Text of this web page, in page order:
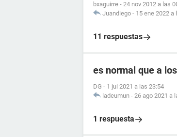
bxaguirre - 24 nov 2012 a las
Juandiego - 15 ene 2022 a
11 respuestas
es normal que a
DG - 1 jul 2021 a las 23:54
ladeumun - 26 ago 2021 a
1 respuesta